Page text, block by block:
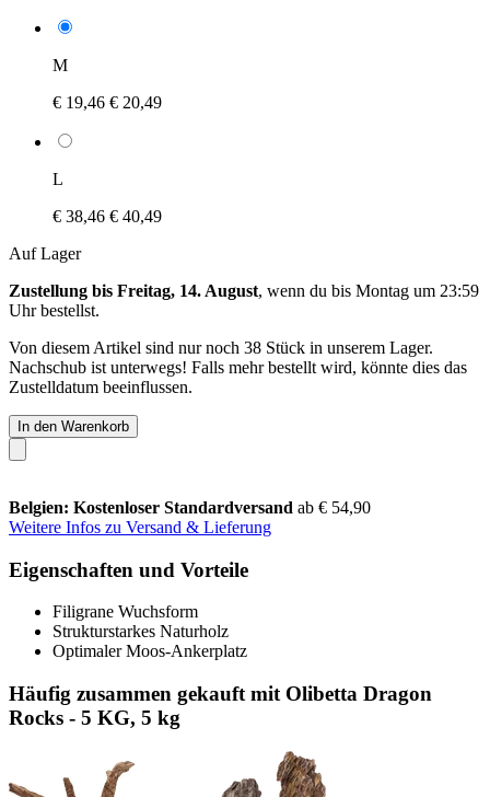
M
€ 19,46 € 20,49
L
€ 38,46 € 40,49
Auf Lager
Zustellung bis Freitag, 14. August, wenn du bis Montag um 23:59
Uhrbestellst.
Von diesem Artikel sind nur noch 38 Stück in unserem Lager.
Nachschub ist unterwegs! Falls mehr bestellt wird, könnte dies das
Zustelldatum beeinflussen.
In den Warenkorb
Belgien: Kostenloser Standardversand ab € 54,90
Weitere Infos zu Versand & Lieferung
Eigenschaften und Vorteile
Filigrane Wuchsform
Strukturstarkes Naturholz
Optimaler Moos-Ankerplatz
Häufig zusammen gekauft mit Olibetta Dragon
Rocks - 5 KG, 5 kg